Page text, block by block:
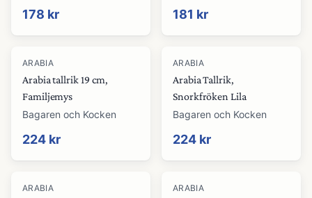
178 kr 181 kr
ARABIA
Arabia tallrik 19 cm,
Familjemys
Bagaren och Kocken
224 kr
ARABIA
Arabia Tallrik,
Snorkfröken Lila
Bagaren och Kocken
224 kr
ARABIA ARABIA